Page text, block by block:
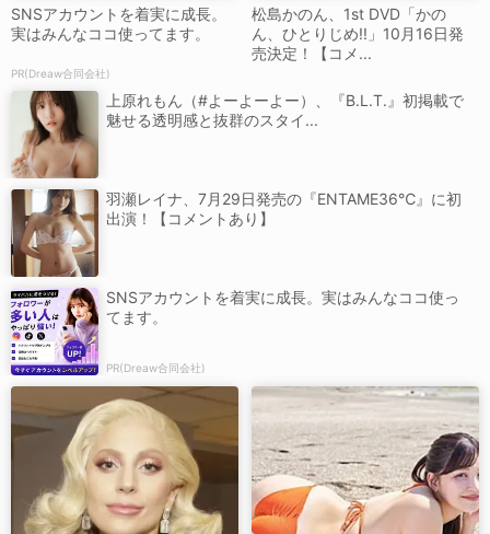
SNSアカウントを着実に成長。
実はみんなココ使ってます。
PR(Dreaw合同会社)
松島かのん、1st DVD「かの
ん、ひとりじめ!!」10月16日発
売決定！【コメ...
上原れもん（#よーよーよー）、『B.L.T.』初掲載で
魅せる透明感と抜群のスタイ...
羽瀬レイナ、7月29日発売の『ENTAME36℃』に初
出演！【コメントあり】
SNSアカウントを着実に成長。実はみんなココ使っ
てます。
PR(Dreaw合同会社)